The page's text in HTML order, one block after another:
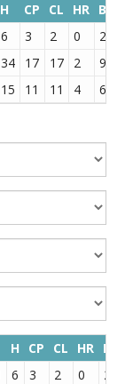
H CP CL HR BB
6 3 2 0 2
34 17 17 2 9
15 11 11 4 6
H CP CL HR BB
6 3 2 0 2